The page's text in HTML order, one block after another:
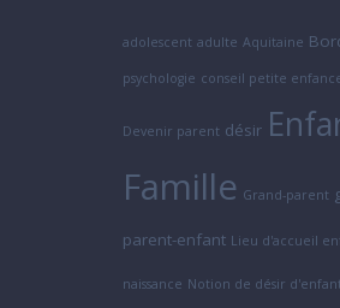
adolescent adulte Aquitaine
psychologie conseil petite
Devenir parent désir
Famille Grand-parent
parent-enfant Lieu d'accueil
naissance Notion de désir